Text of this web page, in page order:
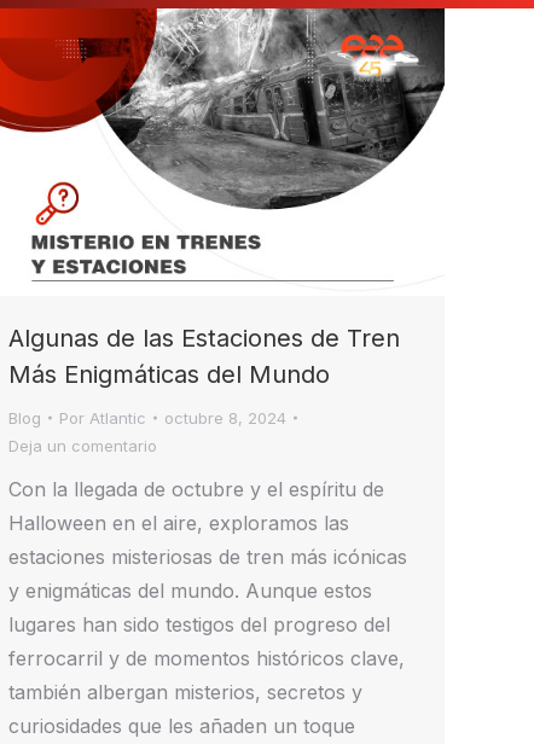
Algunas de las Estaciones de Tren
Más Enigmáticas del Mundo
Blog Por Atlantic
octubre 8, 2024
Deja un comentario
Con la llegada de octubre y el espíritu de
Halloween en el aire, exploramos las
estaciones misteriosas de tren más icónicas
y enigmáticas del mundo. Aunque estos
lugares han sido testigos del progreso del
ferrocarril y de momentos históricos clave,
también albergan misterios, secretos y
curiosidades que les añaden un toque